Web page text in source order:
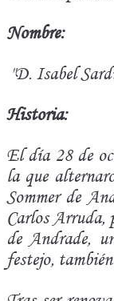
Nombre:
"D. Isabel
Historia:
El día 28 de
la que
Sommer de
Carlos Arruda,
de Andrade,
festejo,